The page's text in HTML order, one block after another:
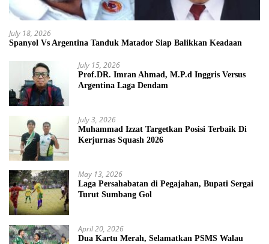
July 18, 2026
Spanyol Vs Argentina Tanduk Matador Siap Balikkan Keadaan
July 15, 2026
Prof.DR. Imran Ahmad, M.P.d Inggris Versus
Argentina Laga Dendam
July 3, 2026
Muhammad Izzat Targetkan Posisi Terbaik Di
Kerjurnas Squash 2026
May 13, 2026
Laga Persahabatan di Pegajahan, Bupati Sergai
Turut Sumbang Gol
April 20, 2026
Dua Kartu Merah, Selamatkan PSMS Walau